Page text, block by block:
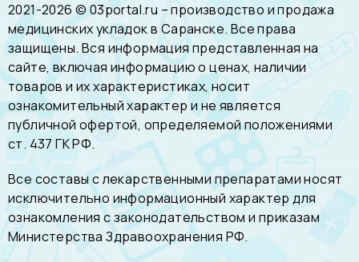
2021-2026 © 03portal.ru – производство и продажа
медицинских укладок в Саранске. Все права
защищены. Вся информация представленная на
сайте, включая информацию о ценах, наличии
товаров и их характеристиках, носит
ознакомительный характер и не является
публичной офертой, определяемой положениями
ст. 437 ГК РФ.
Все составы с лекарственными препаратами носят
исключительно информационный характер для
ознакомления с законодательством и приказам
Министерства Здравоохранения РФ.